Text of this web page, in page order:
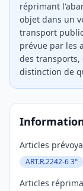
réprimant
objet dans un
transport
prévue par les
des transports,
distinction de
Articles
ART.R.2242-6 3°
Articles